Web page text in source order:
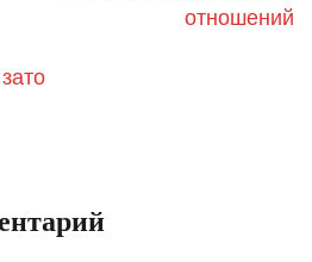
отношений